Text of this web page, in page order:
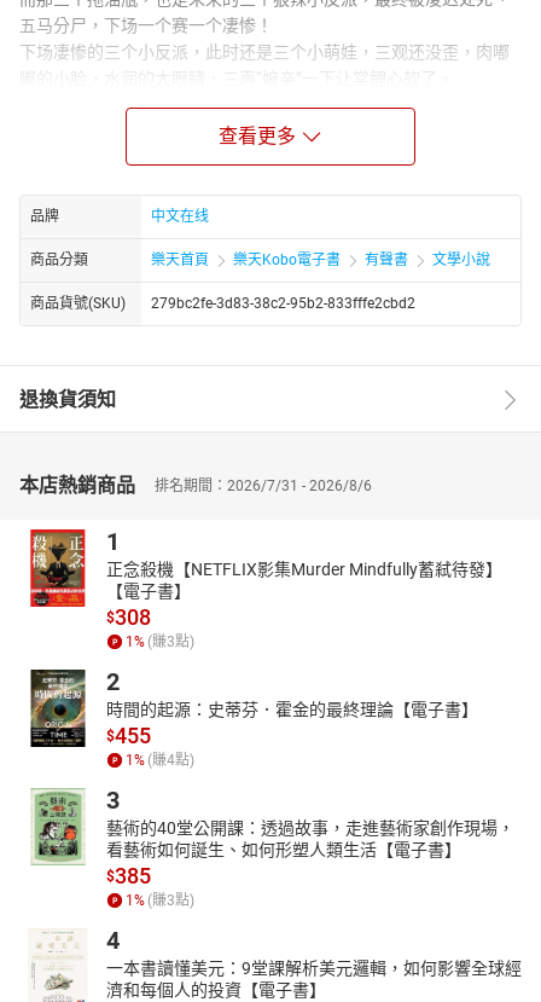
五马分尸，下场一个赛一个凄惨！
下场凄惨的三个小反派，此时还是三个小萌娃，三观还没歪，肉嘟
嘟的小脸，水润的大眼睛，三声“娘亲”一下让棠鲤心软了。
棠鲤想要改变反派们的命运。
于是，种种田，养养娃，做生意挣钱，棠鲤带着反派们把日子过得
后来，三个小反派长大了。
一个是位高权重当朝首辅，一个是富可敌国的大奸商，一个是威风
凛凛的女将军，三个都护她护得紧！
当朝首辅：敢欺负我娘？关进大牢！
女将军：大哥，剁掉简单点！
大奸商：三妹，给你递刀！
查看更多
品牌 中文在线
商品分類 樂天首頁 樂天Kobo電子書 有聲書 文學小說
商品貨號(SKU) 279bc2fe-3d83-38c2-95b2-833fffe2cbd2
退換貨須知
本店熱銷商品 排名期間：2026/7/31 - 2026/8/6
1
正念殺機【NETFLIX影集Murder Mindfully蓄弒待發】
【電子書】
$308
1 % (賺3點)
2
時間的起源：史蒂芬．霍金的最終理論【電子書】
$455
1 % (賺4點)
3
藝術的40堂公開課：透過故事，走進藝術家創作現場，
看藝術如何誕生、如何形塑人類生活【電子書】
$385
1 % (賺3點)
4
一本書讀懂美元：9堂課解析美元邏輯，如何影響全球經
濟和每個人的投資【電子書】